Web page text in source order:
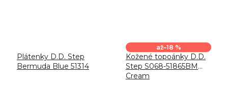
Plátenky D.D. Step
Bermuda Blue 51314
až–18 %
Kožené topoánky D.D.
Step S068-51865BM
Cream